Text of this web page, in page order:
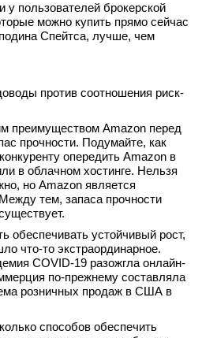
у пользователей брокерской
можно купить прямо сейчас
Спейтса, лучше, чем
против соотношения риск-
преимуществом Amazon перед
прочности. Подумайте, как
опередить Amazon в
в облачном хостинге. Нельзя
но Amazon является
тем, запаса прочности
обеспечивать устойчивый рост,
что-то экстраординарное.
COVID-19 разожгла онлайн-
по-прежнему составляла
розничных продаж в США в
способов обеспечить